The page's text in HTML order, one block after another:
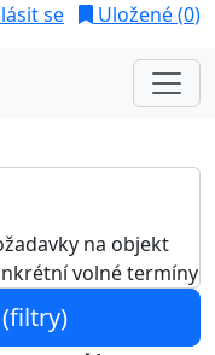
se Uložené (0)
na objekt
volné termíny